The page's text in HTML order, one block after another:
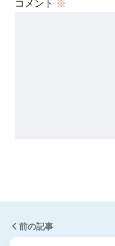
コメント ※
前の記事